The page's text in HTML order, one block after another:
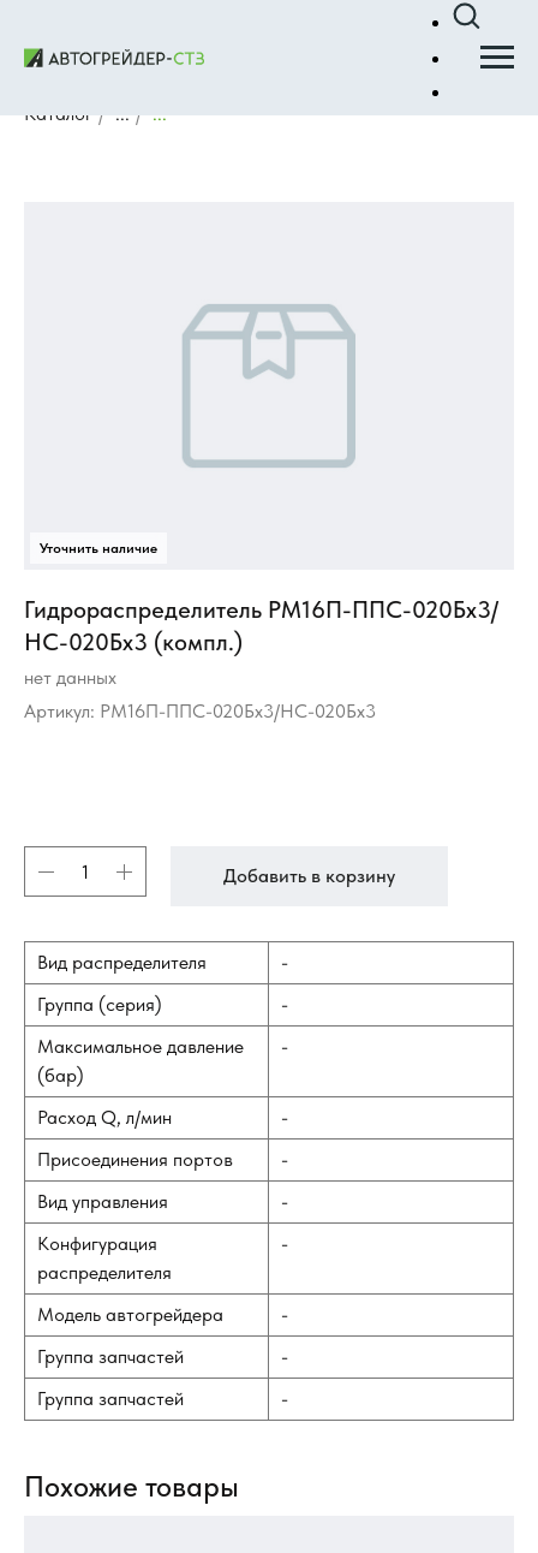
Каталог / ... / ...
Гидрораспределитель РМ16П-ППС-020Бх3/
НС-020Бх3 (компл.)
нет данных
Артикул: РМ16П-ППС-020Бх3/НС-020Бх3
Добавить в корзину
Вид распределителя
-
Группа (серия)
-
Максимальное давление
(бар)
-
Расход Q, л/мин
-
Присоединения портов
-
Вид управления
-
Конфигурация
распределителя
-
Модель автогрейдера
-
Группа запчастей
-
Группа запчастей
-
Похожие товары